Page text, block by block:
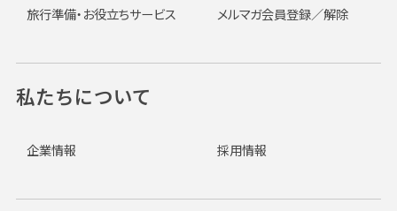
旅行準備・お役立ちサービス
メルマガ会員登録／解除
私たちについて
企業情報 採用情報